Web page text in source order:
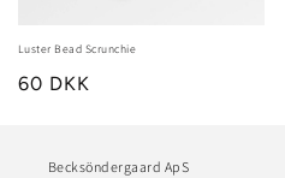
Luster Bead Scrunchie
60 DKK
Becksöndergaard ApS